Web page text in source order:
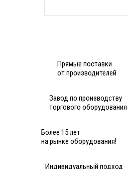
Прямые поставки
от производителей
Завод по производству
торгового оборудования
Более 15 лет
на рынке оборудования!
Индивидуальный подход